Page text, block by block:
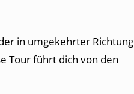
in umgekehrter Richtung
Tour führt dich von den